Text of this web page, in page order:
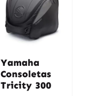
Yamaha
Consoletas
Tricity 300